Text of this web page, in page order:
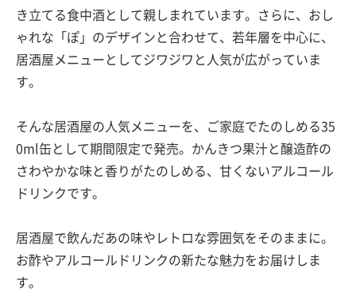
き立てる食中酒として親しまれています。さらに、おし
ゃれな「ぽ」のデザインと合わせて、若年層を中心に、
居酒屋メニューとしてジワジワと人気が広がっていま
す。
そんな居酒屋の人気メニューを、ご家庭でたのしめる35
0ml缶として期間限定で発売。かんきつ果汁と醸造酢の
さわやかな味と香りがたのしめる、甘くないアルコール
ドリンクです。
居酒屋で飲んだあの味やレトロな雰囲気をそのままに。
お酢やアルコールドリンクの新たな魅力をお届けしま
す。